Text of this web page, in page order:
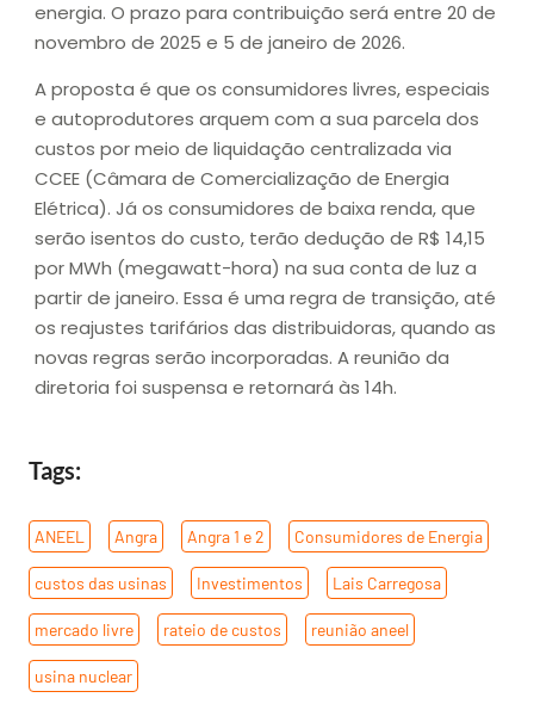
energia. O prazo para contribuição será entre 20 de
novembro de 2025 e 5 de janeiro de 2026.
A proposta é que os consumidores livres, especiais
e autoprodutores arquem com a sua parcela dos
custos por meio de liquidação centralizada via
CCEE (Câmara de Comercialização de Energia
Elétrica). Já os consumidores de baixa renda, que
serão isentos do custo, terão dedução de R$ 14,15
por MWh (megawatt-hora) na sua conta de luz a
partir de janeiro. Essa é uma regra de transição, até
os reajustes tarifários das distribuidoras, quando as
novas regras serão incorporadas. A reunião da
diretoria foi suspensa e retornará às 14h.
Tags:
ANEEL Angra Angra 1 e 2 Consumidores de Energia
custos das usinas Investimentos Lais Carregosa
mercado livre rateio de custos reunião aneel
usina nuclear